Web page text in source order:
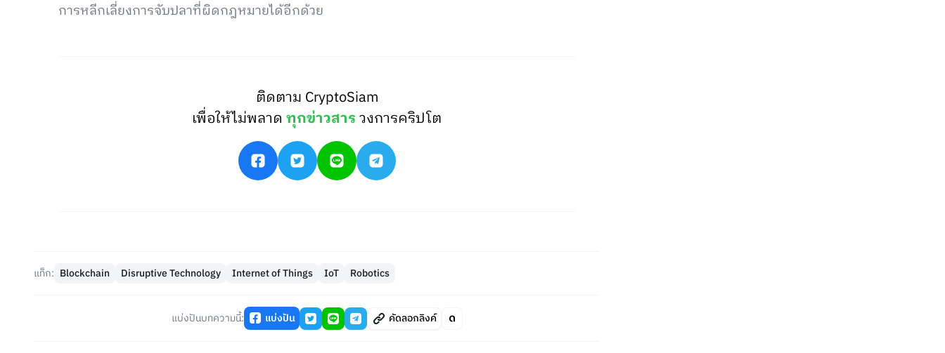
การหลีกเลี่ยงการจับปลาที่ผิดกฎหมายได้อีกด้วย
ติดตาม CryptoSiam
เพื่อให้ไม่พลาดทุกข่าวสารวงการคริปโต
แท็ก: Blockchain Disruptive Technology Internet of Things IoT Robotics
แบ่งปันบทความนี้: แบ่งปัน คัดลอกลิงค์